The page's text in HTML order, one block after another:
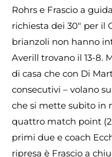
Rohrs e Frascio a
richiesta dei 30″ per il
brianzoli non hanno
Averill trovano il 13-8.
di casa che con Di
consecutivi – volano
che si mette subito in
quattro match point
primi due e coach
ripresa è Frascio a